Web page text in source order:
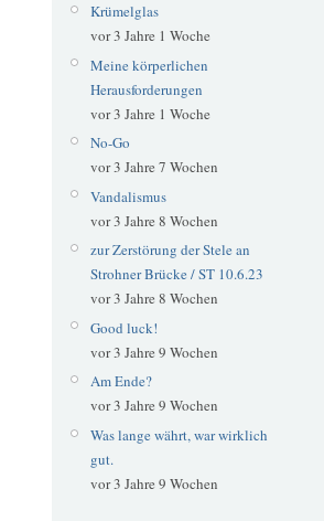
Krümelglas
vor 3 Jahre 1 Woche
Meine körperlichen
Herausforderungen
vor 3 Jahre 1 Woche
No-Go
vor 3 Jahre 7 Wochen
Vandalismus
vor 3 Jahre 8 Wochen
zur Zerstörung der Stele an
Strohner Brücke / ST 10.6.23
vor 3 Jahre 8 Wochen
Good luck!
vor 3 Jahre 9 Wochen
Am Ende?
vor 3 Jahre 9 Wochen
Was lange währt, war wirklich
gut.
vor 3 Jahre 9 Wochen